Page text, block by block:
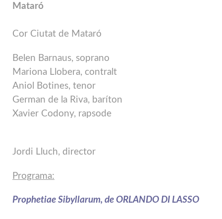
Mataró
Cor Ciutat de Mataró
Belen Barnaus, soprano
Mariona Llobera, contralt
Aniol Botines, tenor
German de la Riva, baríton
Xavier Codony, rapsode
Jordi Lluch, director
Programa:
Prophetiae Sibyllarum, de ORLANDO DI LASSO